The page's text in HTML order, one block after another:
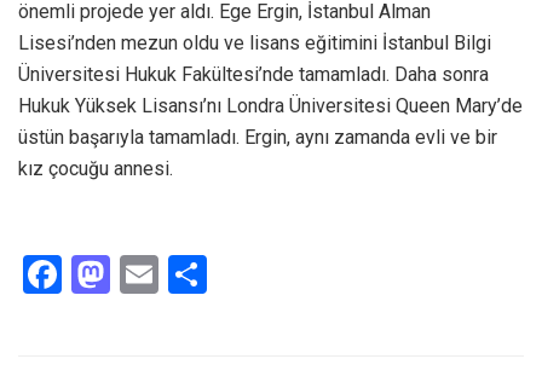
önemli projede yer aldı. Ege Ergin, İstanbul Alman
Lisesi’nden mezun oldu ve lisans eğitimini İstanbul Bilgi
Üniversitesi Hukuk Fakültesi’nde tamamladı. Daha sonra
Hukuk Yüksek Lisansı’nı Londra Üniversitesi Queen Mary’de
üstün başarıyla tamamladı. Ergin, aynı zamanda evli ve bir
kız çocuğu annesi.
F
M E